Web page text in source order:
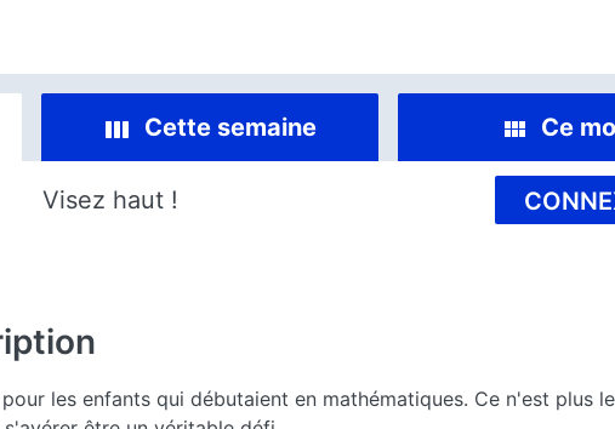
Cette semaine Ce
Visez haut !
les enfants qui débutaient en mathématiques. Ce n'est plus